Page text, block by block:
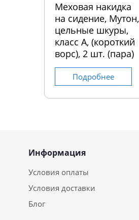
Меховая накидка
на сидение, Мутон,
цельные шкуры,
класс А, (короткий
ворс), 2 шт. (пара)
Подробнее
Информация
Условия оплаты
Условия доставки
Блог